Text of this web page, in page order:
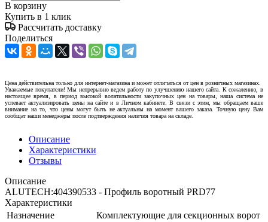
В корзину
Купить в 1 клик
Рассчитать доставку
Поделиться
Цена действительна только для интернет-магазина и может отличаться от цен в розничных магазинах.
Уважаемые покупатели! Мы непрерывно ведем работу по улучшению нашего сайта. К сожалению, в
настоящее время, в период высокой волатильности закупочных цен на товары, наша система не
успевает актуализировать цены на сайте и в Личном кабинете. В связи с этим, мы обращаем ваше
внимание на то, что цены могут быть не актуальны на момент вашего заказа. Точную цену Вам
сообщат наши менеджеры после подтверждения наличия товара на складе.
Описание
Характеристики
Отзывы
Описание
ALUTECH:404390533 - Профиль воротный PRD77
Характеристики
Назначение
Комплектующие для секционных ворот